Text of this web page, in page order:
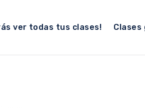
ver todas tus clases!